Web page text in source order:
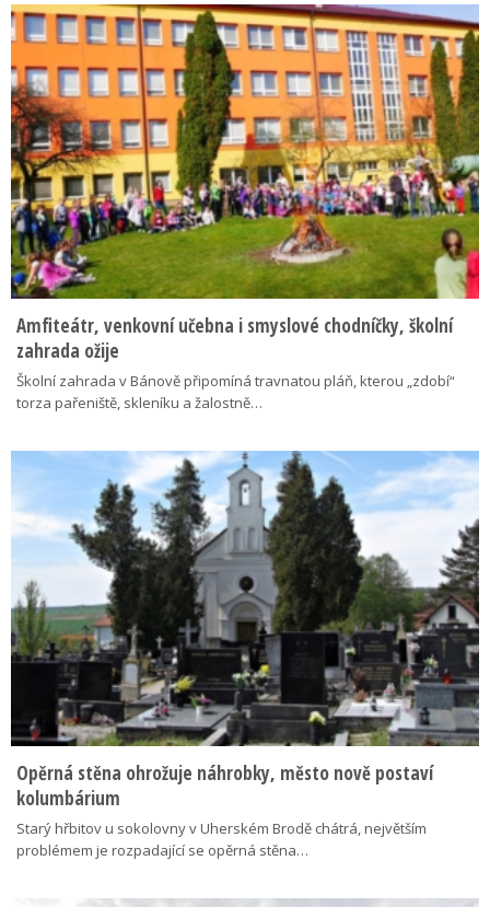
Amfiteátr, venkovní učebna i smyslové chodníčky, školní
zahrada ožije
Školní zahrada v Bánově připomíná travnatou pláň, kterou „zdobí“
torza pařeniště, skleníku a žalostně…
Opěrná stěna ohrožuje náhrobky, město nově postaví
kolumbárium
Starý hřbitov u sokolovny v Uherském Brodě chátrá, největším
problémem je rozpadající se opěrná stěna…